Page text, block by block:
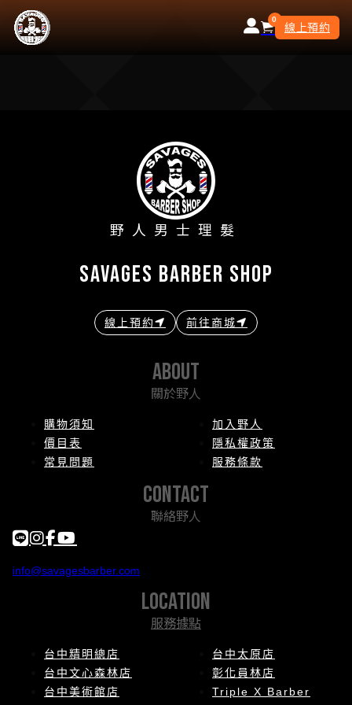
0
線上預約
野人男士理髮
savages barber shop
線上預約 前往商城
about
關於野人
購物須知
價目表
常見問題
加入野人
隱私權政策
服務條款
contact
聯絡野人
info@savagesbarber.com
location
服務據點
台中精明總店
台中文心森林店
台中美術館店
台中太原店
彰化員林店
Triple X Barber